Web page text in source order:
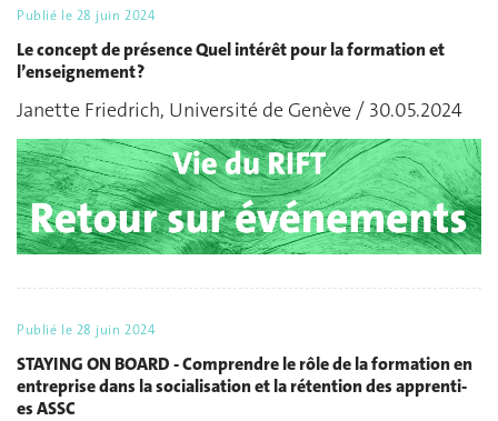
Publié le 28 juin 2024
Le concept de présence Quel intérêt pour la formation et
l’enseignement ?
Janette Friedrich, Université de Genève / 30.05.2024
Publié le 28 juin 2024
STAYING ON BOARD - Comprendre le rôle de la formation en
entreprise dans la socialisation et la rétention des apprenti-
es ASSC